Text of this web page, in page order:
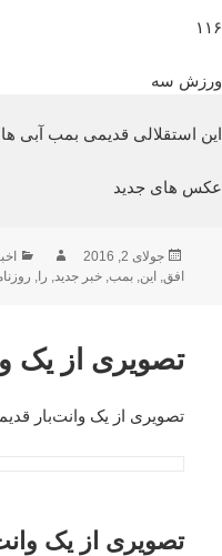
۱۱۶
ورزش سه
این استقلالی قدیمی بمب آبی
عکس های جدید
ارسال
شده
جولای 2, 2016 نویسنده
افق, این,بمب,خبر جدید, را,
تصویری از یک
تصویری از یک وانت‌بار
تصویری از یک